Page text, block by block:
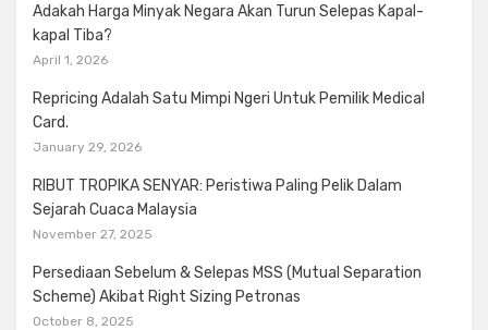
Adakah Harga Minyak Negara Akan Turun Selepas Kapal-
kapal Tiba?
April 1, 2026
Repricing Adalah Satu Mimpi Ngeri Untuk Pemilik Medical
Card.
January 29, 2026
RIBUT TROPIKA SENYAR: Peristiwa Paling Pelik Dalam
Sejarah Cuaca Malaysia
November 27, 2025
Persediaan Sebelum & Selepas MSS (Mutual Separation
Scheme) Akibat Right Sizing Petronas
October 8, 2025